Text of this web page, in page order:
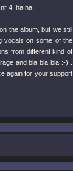
4, ha ha.
the album, but we still
vocals on some of the
from different kind of
and bla bla bla :-) .
again for your support